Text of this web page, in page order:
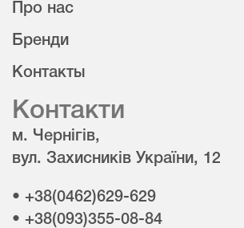
Про нас
Бренди
Контакты
Контакти
м. Чернігів,
вул. Захисників України, 12
• +38(0462)629-629
• +38(093)355-08-84